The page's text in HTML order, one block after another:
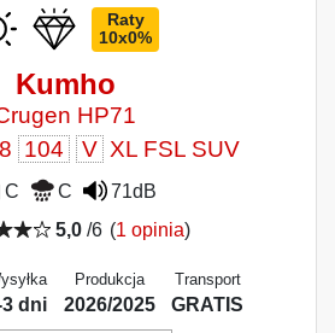
Raty
10x0%
Kumho
HP71
104 V XL FSL SUV
C C
71dB
5,0/6 (1 opinia)
3 dni
Produkcja
2026/2025
Transport
GRATIS